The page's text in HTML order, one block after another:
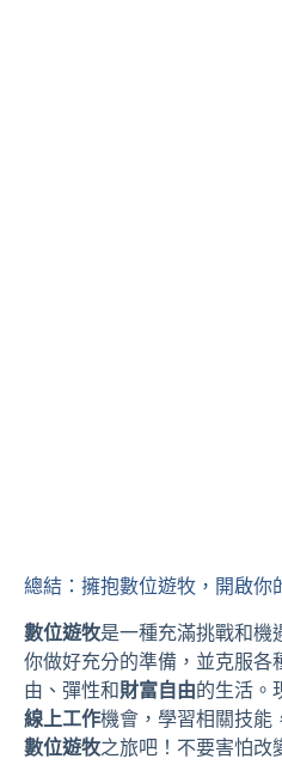
總結：擁抱數位遊牧，開啟你
數位遊牧是一種充滿挑戰和機
你做好充分的準備，並克服各
由、彈性和財富自由的生活。
線上工作機會，學習相關技能
數位遊牧之旅吧！不要害怕改